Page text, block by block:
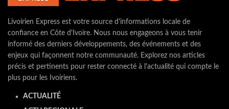
Livoirien Express est votre source d'informations locale de
confiance en Côte d'Ivoire. Nous nous engageons à vous tenir
informé des derniers développements, des événements et des
enjeux qui façonnent notre communauté. Explorez nos articles
précis et pertinents pour rester connecté à l'actualité qui compte le
plus pour les Ivoiriens.
ACTUALITÉ